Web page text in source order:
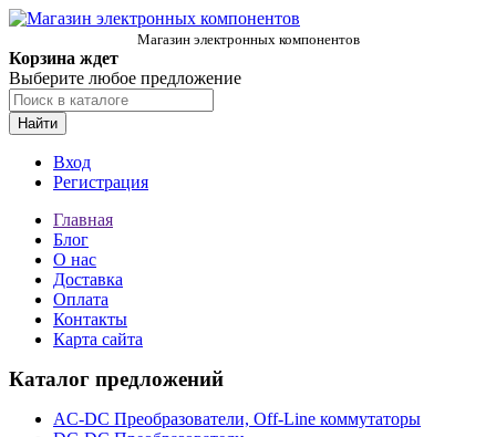
Магазин электронных компонентов
Корзина ждет
Выберите любое предложение
Найти
Вход
Регистрация
Главная
Блог
О нас
Доставка
Оплата
Контакты
Карта сайта
Каталог предложений
AC-DC Преобразователи, Off-Line коммутаторы